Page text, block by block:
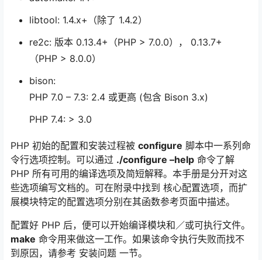
libtool: 1.4.x+（除了 1.4.2）
re2c: 版本 0.13.4+（PHP > 7.0.0）， 0.13.7+
（PHP > 8.0.0）
bison:
PHP 7.0 – 7.3: 2.4 或更高 (包含 Bison 3.x)
PHP 7.4: > 3.0
PHP 初始的配置和安装过程被 configure 脚本中一系列命
令行选项控制。可以通过 ./configure –help 命令了解
PHP 所有可用的编译选项及简短解释。本手册是分开对这
些选项编写文档的。可在附录中找到 核心配置选项，而扩
展模块特定的配置选项分别在其函数参考页面中描述。
配置好 PHP 后，便可以开始编译模块和／或可执行文件。
make 命令用来做这一工作。如果该命令执行失败而找不
到原因，请参考 安装问题 一节。